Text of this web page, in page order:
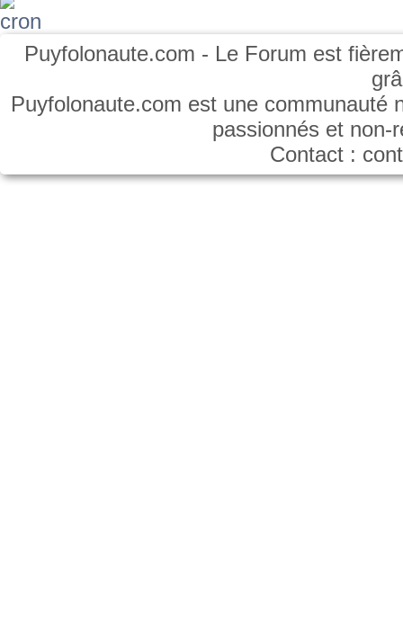
Puyfolonaute.com - Le Forum est
Puyfolonaute.com est une communauté
passionnés et
Contact :